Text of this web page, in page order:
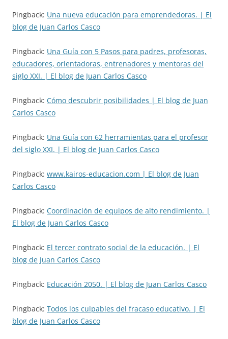
Pingback: Una nueva educación para emprendedoras. | El
blog de Juan Carlos Casco
Pingback: Una Guía con 5 Pasos para padres, profesoras,
educadores, orientadoras, entrenadores y mentoras del
siglo XXI. | El blog de Juan Carlos Casco
Pingback: Cómo descubrir posibilidades | El blog de Juan
Carlos Casco
Pingback: Una Guía con 62 herramientas para el profesor
del siglo XXI. | El blog de Juan Carlos Casco
Pingback: www.kairos-educacion.com | El blog de Juan
Carlos Casco
Pingback: Coordinación de equipos de alto rendimiento. |
El blog de Juan Carlos Casco
Pingback: El tercer contrato social de la educación. | El
blog de Juan Carlos Casco
Pingback: Educación 2050. | El blog de Juan Carlos Casco
Pingback: Todos los culpables del fracaso educativo. | El
blog de Juan Carlos Casco